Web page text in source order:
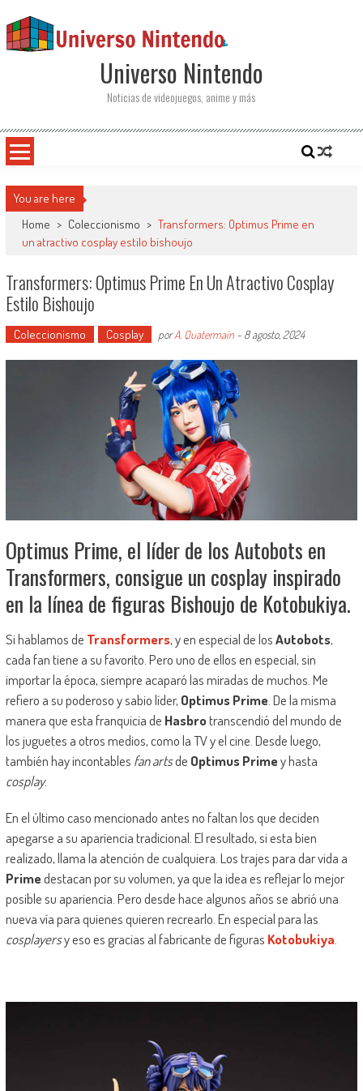
Universo Nintendo
Noticias de videojuegos, anime y más
You are here
Home > Coleccionismo > Transformers: Optimus Prime en
un atractivo cosplay estilo bishoujo
Transformers: Optimus Prime En Un Atractivo Cosplay
Estilo Bishoujo
Coleccionismo Cosplay porA. Quatermain- 8 agosto, 2024
Optimus Prime, el líder de los Autobots en
Transformers, consigue un cosplay inspirado
en la línea de figuras Bishoujo de Kotobukiya.
Si hablamos de Transformers, y en especial de losAutobots,
cada fan tiene a su favorito. Pero uno de ellos en especial, sin
importar la época, siempre acaparó las miradas de muchos. Me
refiero a su poderoso y sabio líder, Optimus Prime. De la misma
manera que esta franquicia de Hasbrotranscendió del mundo de
los juguetes a otros medios, como la TV y el cine. Desde luego,
también hay incontables fan artsde Optimus Primey hasta
cosplay.
En el último caso mencionado antes no faltan los que deciden
apegarse a su apariencia tradicional. El resultado, si esta bien
realizado, llama la atención de cualquiera. Los trajes para dar vida a
Primedestacan por su volumen, ya que la idea es reflejar lo mejor
posible su apariencia. Pero desde hace algunos años se abrió una
nueva vía para quienes quieren recrearlo. En especial para las
cosplayersy eso es gracias al fabricante de figuras Kotobukiya